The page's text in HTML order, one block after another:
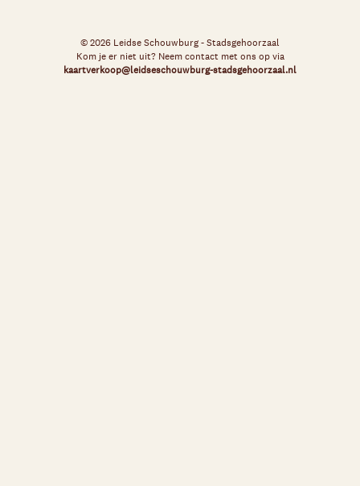
© 2026 Leidse Schouwburg - Stadsgehoorzaal
Kom je er niet uit? Neem contact met ons op via
kaartverkoop@leidseschouwburg-stadsgehoorzaal.nl